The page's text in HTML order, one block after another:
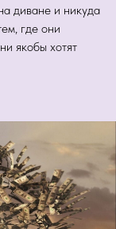
диване и никуда
где они
якобы хотят